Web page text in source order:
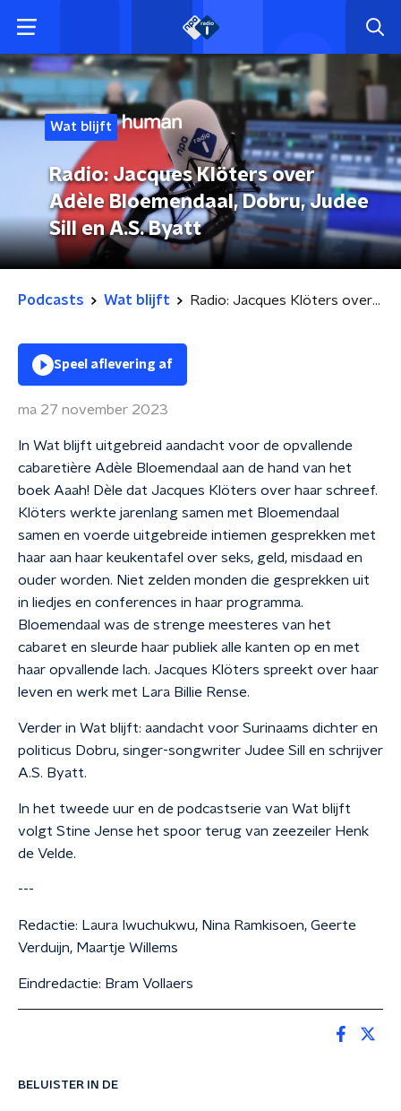
Wat blijft
Radio: Jacques Klöters over
Adèle Bloemendaal, Dobru, Judee
Sill en A.S. Byatt
Podcasts Wat blijft Radio: Jacques Klöters over Adèle Bloemendaal, Dobru, Judee Sill en A.S. Byatt
BELUISTER IN DE
Speel aflevering af
ma 27 november 2023
In Wat blijft uitgebreid aandacht voor de opvallende
cabaretière Adèle Bloemendaal aan de hand van het
boek Aaah! Dèle dat Jacques Klöters over haar schreef.
Klöters werkte jarenlang samen met Bloemendaal
samen en voerde uitgebreide intiemen gesprekken met
haar aan haar keukentafel over seks, geld, misdaad en
ouder worden. Niet zelden monden die gesprekken uit
in liedjes en conferences in haar programma.
Bloemendaal was de strenge meesteres van het
cabaret en sleurde haar publiek alle kanten op en met
haar opvallende lach. Jacques Klöters spreekt over haar
leven en werk met Lara Billie Rense.
Verder in Wat blijft: aandacht voor Surinaams dichter en
politicus Dobru, singer-songwriter Judee Sill en schrijver
A.S. Byatt.
In het tweede uur en de podcastserie van Wat blijft
volgt Stine Jense het spoor terug van zeezeiler Henk
de Velde.
---
Redactie: Laura Iwuchukwu, Nina Ramkisoen, Geerte
Verduijn, Maartje Willems
Eindredactie: Bram Vollaers